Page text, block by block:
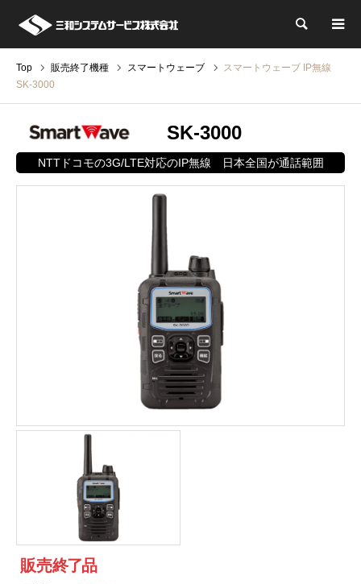
検索
Top 販売終了機種 スマートウェーブ
スマートウェーブ IP無線
SK-3000
SK-3000
NTTドコモの3G/LTE対応のIP無線 日本全国が通話範囲
販売終了品